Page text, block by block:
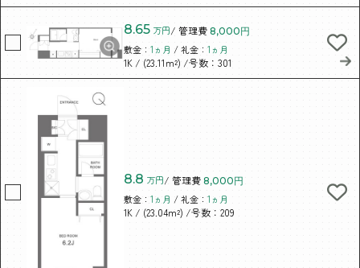
8.65 万円/ 管理費 8,000円
敷金：1ヵ月 / 礼金：1ヵ月
1K / (23.11m²) /号数：301
8.8 万円/ 管理費 8,000円
敷金：1ヵ月 / 礼金：1ヵ月
1K / (23.04m²) /号数：209